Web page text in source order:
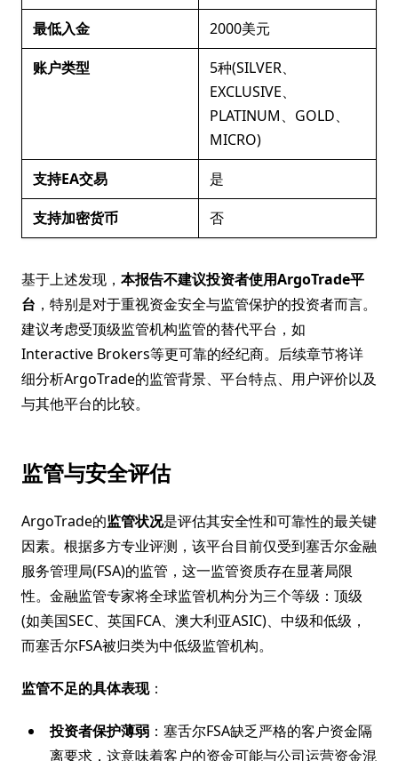
最低入金
2000美元
账户类型
5种(SILVER、
EXCLUSIVE、
PLATINUM、GOLD、
MICRO)
支持EA交易
是
支持加密货币
否
基于上述发现， 本报告不建议投资者使用ArgoTrade平
台 ，特别是对于重视资金安全与监管保护的投资者而言。
建议考虑受顶级监管机构监管的替代平台，如
Interactive Brokers等更可靠的经纪商。后续章节将详
细分析ArgoTrade的监管背景、平台特点、用户评价以及
与其他平台的比较。
监管与安全评估
ArgoTrade的监管状况是评估其安全性和可靠性的最关键
因素。根据多方专业评测，该平台目前仅受到塞舌尔金融
服务管理局(FSA)的监管，这一监管资质存在显著局限
性。金融监管专家将全球监管机构分为三个等级：顶级
(如美国SEC、英国FCA、澳大利亚ASIC)、中级和低级，
而塞舌尔FSA被归类为中低级监管机构。
监管不足的具体表现：
投资者保护薄弱 ：塞舌尔FSA缺乏严格的客户资金隔
离要求，这意味着客户的资金可能与公司运营资金混